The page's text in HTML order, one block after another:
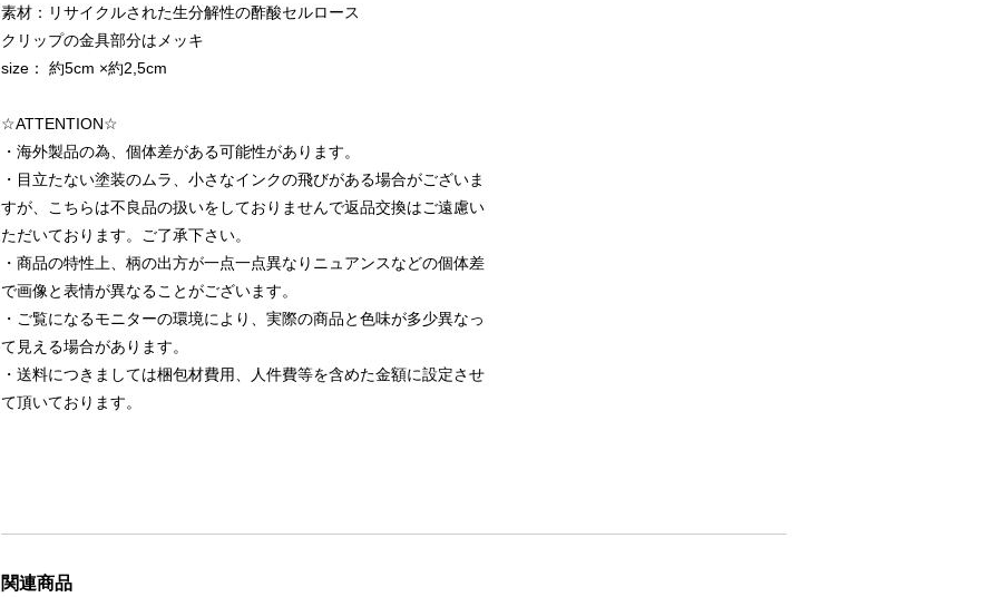
素材：リサイクルされた生分解性の酢酸セルロース
クリップの金具部分はメッキ
size： 約5cm ×約2,5cm
☆ATTENTION☆
・海外製品の為、個体差がある可能性があります。
・目立たない塗装のムラ、小さなインクの飛びがある場合がございま
すが、こちらは不良品の扱いをしておりませんで返品交換はご遠慮い
ただいております。ご了承下さい。
・商品の特性上、柄の出方が一点一点異なりニュアンスなどの個体差
で画像と表情が異なることがございます。
・ご覧になるモニターの環境により、実際の商品と色味が多少異なっ
て見える場合があります。
・送料につきましては梱包材費用、人件費等を含めた金額に設定させ
て頂いております。
関連商品